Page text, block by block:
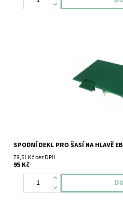
SPODNÍ DEKL PRO ŠASÍ NA HLAVĚ
78,51 Kč bez DPH
95 Kč